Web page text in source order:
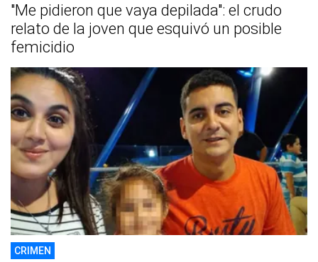
"Me pidieron que vaya depilada": el crudo
relato de la joven que esquivó un posible
femicidio
CRIMEN